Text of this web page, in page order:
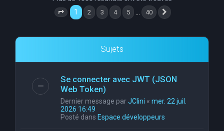
Page 1 sur40
1 2 3 4 5 40
Sujets
Se connecter avec JWT (JSON
Web Token)
Dernier message parJClini « mer. 22 juil.
2026 16:49
Posté dans Espace développeurs